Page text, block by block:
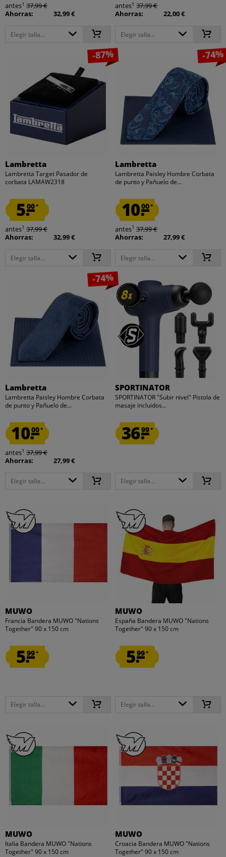
antes1 37,99 €
Ahorras:
32,99 €
Elegir talla...
antes1 37,99 €
Ahorras:
22,00 €
Elegir talla...
-87%
Lambretta
Lambretta Target Pasador de
corbata LAMAW2318
5.00*
antes1 37,99 €
Ahorras:
32,99 €
Elegir talla...
-74%
Lambretta
Lambretta Paisley Hombre Corbata
de punto y Pañuelo de...
10.00*
antes1 37,99 €
Ahorras:
27,99 €
Elegir talla...
-74%
Lambretta
Lambretta Paisley Hombre Corbata
de punto y Pañuelo de...
10.00*
antes1 37,99 €
Ahorras:
27,99 €
Elegir talla...
8x
8x
SPORTINATOR
SPORTINATOR "Subir nivel" Pistola de
masaje incluidos...
36.99*
Elegir talla...
MUWO
Francia Bandera MUWO "Nations
Together" 90 x 150 cm
5.99*
Elegir talla...
MUWO
España Bandera MUWO "Nations
Together" 90 x 150 cm
5.99*
Elegir talla...
MUWO
Italia Bandera MUWO "Nations
Together" 90 x 150 cm
MUWO
Croacia Bandera MUWO "Nations
Together" 90 x 150 cm